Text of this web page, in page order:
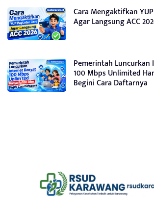
Cara Mengaktifkan
Agar Langsung ACC
Pemerintah
100 Mbps Unlimited
Begini Cara Daftarnya